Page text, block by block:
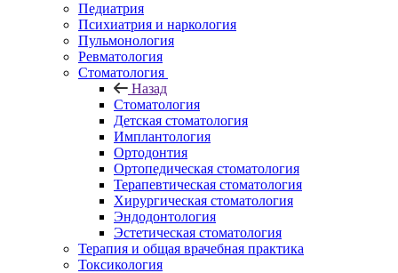
Педиатрия
Психиатрия и наркология
Пульмонология
Ревматология
Стоматология
Назад
Стоматология
Детская стоматология
Имплантология
Ортодонтия
Ортопедическая стоматология
Терапевтическая стоматология
Хирургическая стоматология
Эндодонтология
Эстетическая стоматология
Терапия и общая врачебная практика
Токсикология